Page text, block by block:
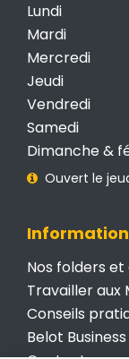
Lundi
Mardi
Mercredi
Jeudi
Vendredi
Samedi
Dimanche &
Ouvert le
Nos folders
Travailler aux
Conseils
Belot Business